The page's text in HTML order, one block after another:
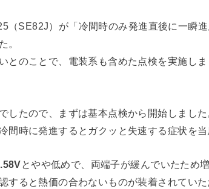
（SE82J）が「冷間時のみ発進直後に一瞬
。
とのことで、電装系も含めた点検を実施しま
したので、まずは基本点検から開始しました
間時に発進するとガクッと失速する症状を当
とやや低めで、両端子が緩んでいたため
すると熱価の合わないものが装着されてい